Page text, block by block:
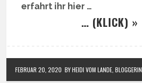
erfahrt ihr hier …
… (KLICK) »
FEBRUAR 20, 2020 BY HEIDI VOM LANDE, BLOGGERIN